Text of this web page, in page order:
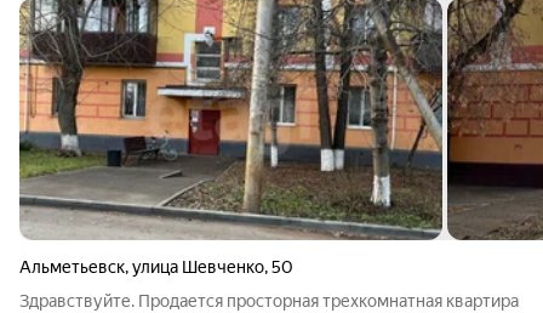
Альметьевск,улица Шевченко,50
Здравствуйте. Продается просторная трехкомнатная квартира